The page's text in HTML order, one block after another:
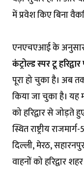
में प्रवेश किए बिना
एनएचएआई के
कंट्रोल्ड स्पर टू
पूरा हो चुका है। अब
किया जा चुका है। यह
को हरिद्वार से जोड़ते
स्थित राष्ट्रीय
दिल्ली, मेरठ,
वाहनों को हरिद्वार